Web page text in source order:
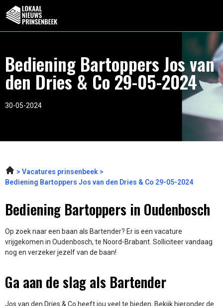
Bediening Bartoppers Jos van
den Dries & Co 29-05-2024
30-05-2024
Vacatures prinsenbeek
Bediening Bartoppers Jos van den Dries & Co 29-05-2024
Bediening Bartoppers in Oudenbosch
Op zoek naar een baan als Bartender? Er is een vacature
vrijgekomen in Oudenbosch, te Noord-Brabant. Solliciteer vandaag
nog en verzeker jezelf van de baan!
Ga aan de slag als Bartender
Jos van den Dries & Co heeft jou veel te bieden. Bekijk hieronder de